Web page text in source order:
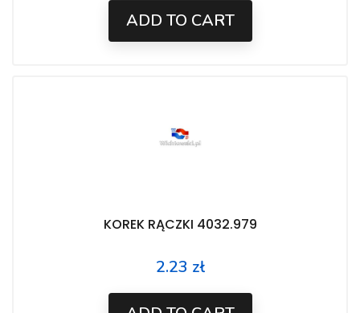
ADD TO CART
KOREK RĄCZKI 4032.979
Price
2.23 zł